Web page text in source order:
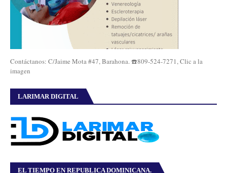
Contáctanos: C/Jaime Mota #47, Barahona. ☎️809-524-7271, Clic a la
imagen
LARIMAR DIGITAL
EL TIEMPO EN REPUBLICA DOMINICANA.